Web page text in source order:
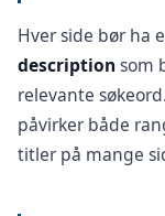
Hver side bør ha
description som
relevante
påvirker både
titler på mange